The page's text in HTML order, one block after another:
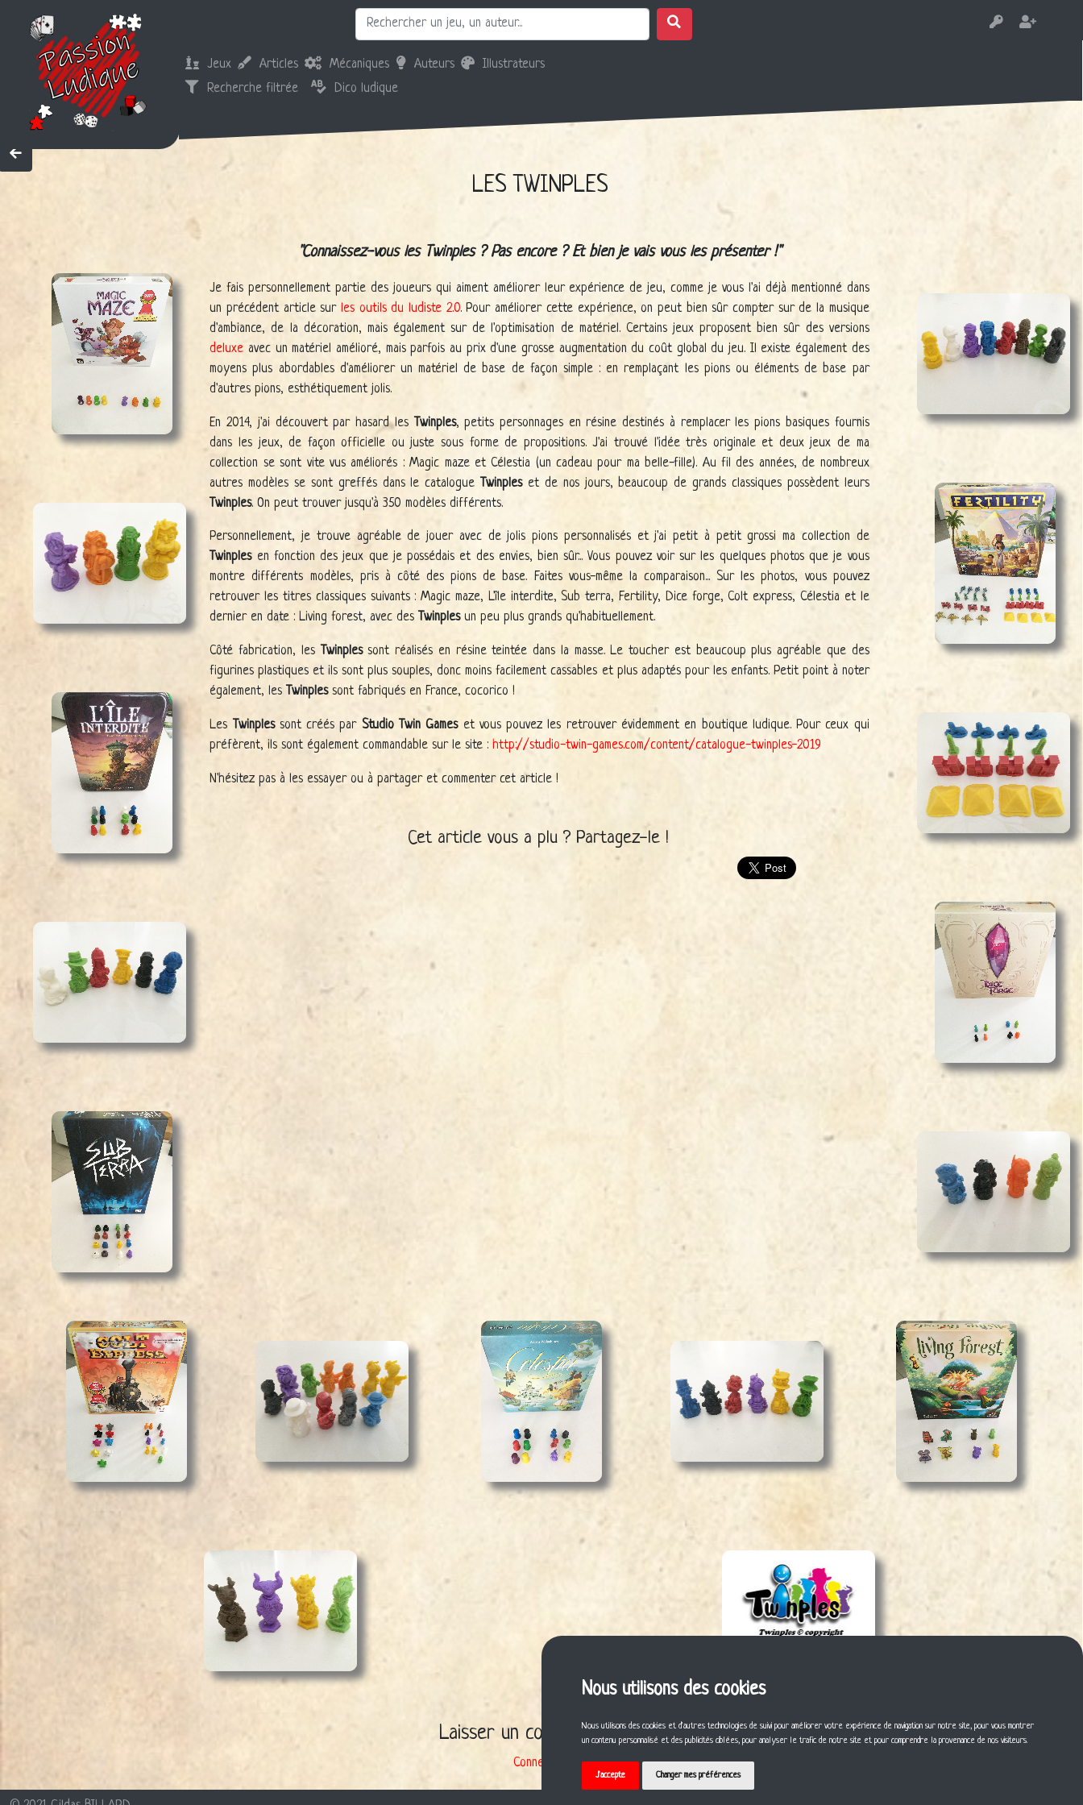
Nous utilisons des cookies
Nous utilisons des cookies et d'autres technologies de suivi pour améliorer votre expérience de navigation sur notre site, pour vous montrer
un contenu personnalisé et des publicités ciblées, pour analyser le trafic de notre site et pour comprendre la provenance de nos visiteurs.
J'accepte Changer mes préférences
Jeux Articles Mécaniques Auteurs
Illustrateurs
Recherche filtrée
Dico ludique
LES TWINPLES
Connaissez-vous les Twinples ? Pas encore ? Et bien je vais vous les présenter !
Je fais personnellement partie des joueurs qui aiment améliorer leur expérience de jeu, comme je vous l'ai déjà mentionné dans
un précédent article surles outils du ludiste 2.0. Pour améliorer cette expérience, on peut bien sûr compter sur de la musique
d'ambiance, de la décoration, mais également sur de l'optimisation de matériel. Certains jeux proposent bien sûr des versions
deluxe avec un matériel amélioré, mais parfois au prix d'une grosse augmentation du coût global du jeu. Il existe également des
moyens plus abordables d'améliorer un matériel de base de façon simple : en remplaçant les pions ou éléments de base par
d'autres pions, esthétiquement jolis.
En 2014, j'ai découvert par hasard les Twinples, petits personnages en résine destinés à remplacer les pions basiques fournis
dans les jeux, de façon officielle ou juste sous forme de propositions. J'ai trouvé l'idée très originale et deux jeux de ma
collection se sont vite vus améliorés : Magic maze et Célestia (un cadeau pour ma belle-fille). Au fil des années, de nombreux
autres modèles se sont greffés dans le catalogue Twinpleset de nos jours, beaucoup de grands classiques possèdent leurs
Twinples. On peut trouver jusqu'à 350 modèles différents.
Personnellement, je trouve agréable de jouer avec de jolis pions personnalisés et j'ai petit à petit grossi ma collection de
Twinplesen fonction des jeux que je possédais et des envies, bien sûr... Vous pouvez voir sur les quelques photos que je vous
montre différents modèles, pris à côté des pions de base. Faites vous-même la comparaison... Sur les photos, vous pouvez
retrouver les titres classiques suivants : Magic maze, L'île interdite, Sub terra, Fertility, Dice forge, Colt express, Célestia et le
dernier en date : Living forest, avec des Twinplesun peu plus grands qu'habituellement.
Côté fabrication, les Twinplessont réalisés en résine teintée dans la masse. Le toucher est beaucoup plus agréable que des
figurines plastiques et ils sont plus souples, donc moins facilement cassables et plus adaptés pour les enfants. Petit point à noter
également, les Twinplessont fabriqués en France, cocorico !
Les Twinplessont créés par Studio Twin Gameset vous pouvez les retrouver évidemment en boutique ludique. Pour ceux qui
préfèrent, ils sont également commandable sur le site :http://studio-twin-games.com/content/catalogue-twinples-2019
N'hésitez pas à les essayer ou à partager et commenter cet article !
Cet article vous a plu ? Partagez-le !
Laisser un commentaire ?
Connexion